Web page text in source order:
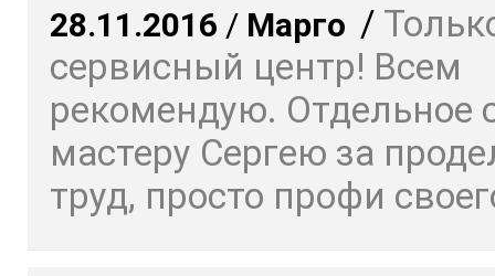
28.11.2016 / Марго /
сервисный центр! Всем
рекомендую. Отдельное
мастеру Сергею за
труд, просто профи